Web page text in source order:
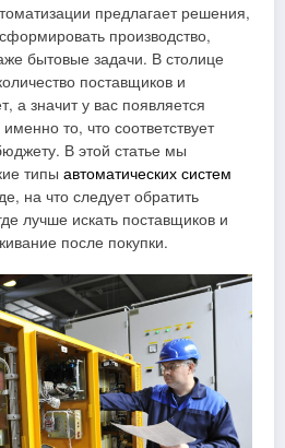
предлагает решения,
производство,
бытовые задачи. В столице
поставщиков и
а значит у вас появляется
то, что соответствует
В этой статье мы
типы автоматических систем
на что следует обратить
лучше искать поставщиков и
после покупки.